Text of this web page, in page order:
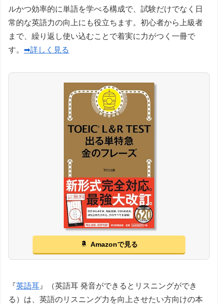
ルかつ効率的に単語を学べる構成で、試験だけでなく日
常的な英語力の向上にも役立ちます。初心者から上級者
まで、繰り返し使い込むことで着実に力がつく一冊で
す。 ➡詳しく見る
Amazonで見る
『英語耳 』（英語耳 発音ができるとリスニングができ
る）は、英語のリスニング力を向上させたい方向けの本